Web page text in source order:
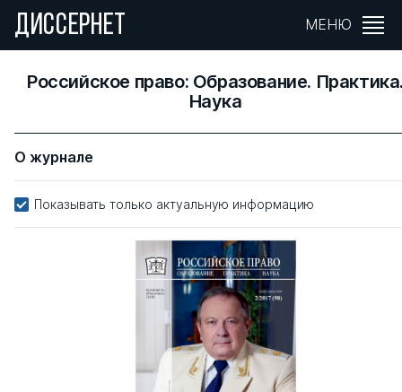
ДИССЕРНЕТ МЕНЮ
Российское право: Образование.
Наука
О журнале
Показывать только актуальную информацию